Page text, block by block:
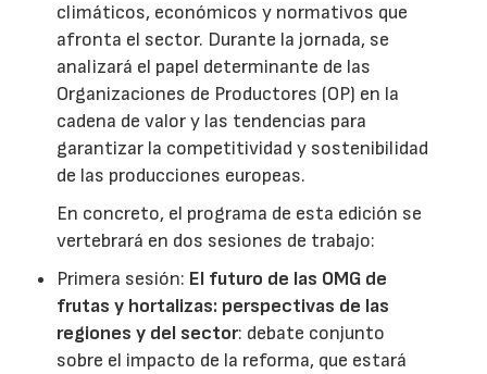
climáticos, económicos y normativos que
afronta el sector. Durante la jornada, se
analizará el papel determinante de las
Organizaciones de Productores (OP) en la
cadena de valor y las tendencias para
garantizar la competitividad y sostenibilidad
de las producciones europeas.
En concreto, el programa de esta edición se
vertebrará en dos sesiones de trabajo:
Primera sesión: El futuro de las OMG de
frutas y hortalizas: perspectivas de las
regiones y del sector: debate conjunto
sobre el impacto de la reforma, que estará